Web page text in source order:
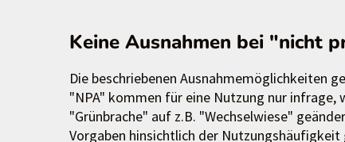
Keine Ausnahmen bei "nicht
Die beschriebenen Ausnahmemöglichkeiten
"NPA" kommen für eine Nutzung nur infrage,
"Grünbrache" auf z.B. "Wechselwiese"
Vorgaben hinsichtlich der